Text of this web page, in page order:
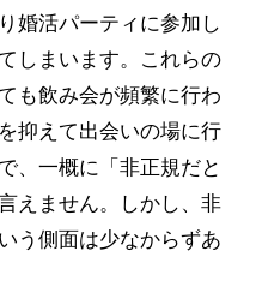
婚活パーティに参加し
しまいます。これらの
も飲み会が頻繁に行わ
抑えて出会いの場に行
、一概に「非正規だと
えません。しかし、非
う側面は少なからずあ